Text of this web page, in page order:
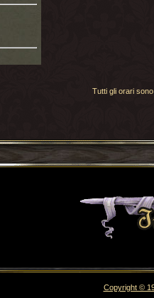
Tutti gli orari
Torna indietro
Copyright ©